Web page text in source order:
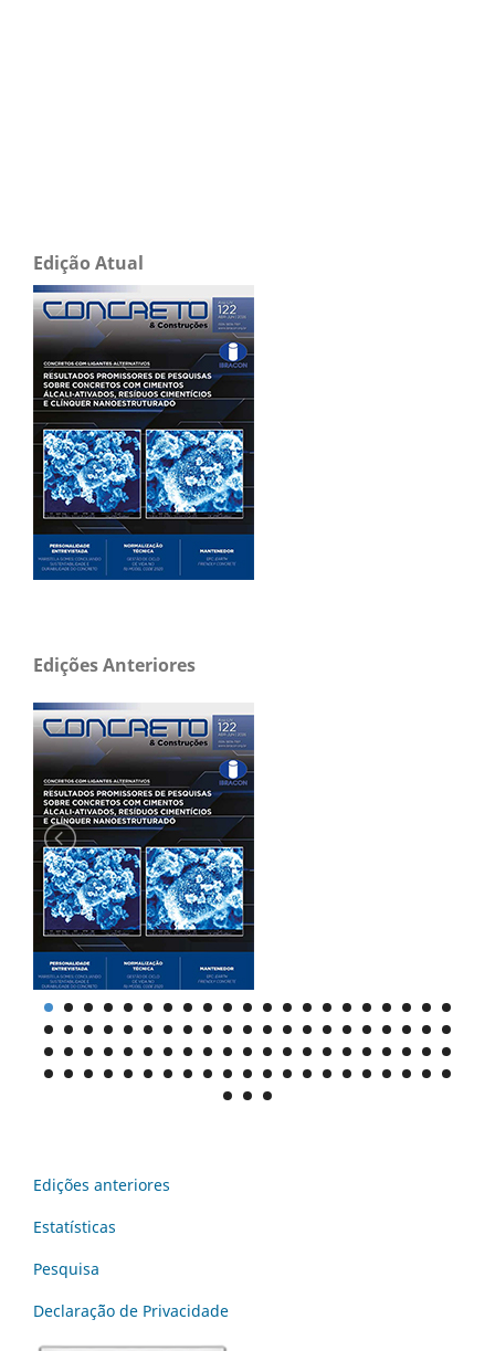
Edição Atual
Edições Anteriores
Edições anteriores
Estatísticas
Pesquisa
Declaraç˜ão de Privacidade